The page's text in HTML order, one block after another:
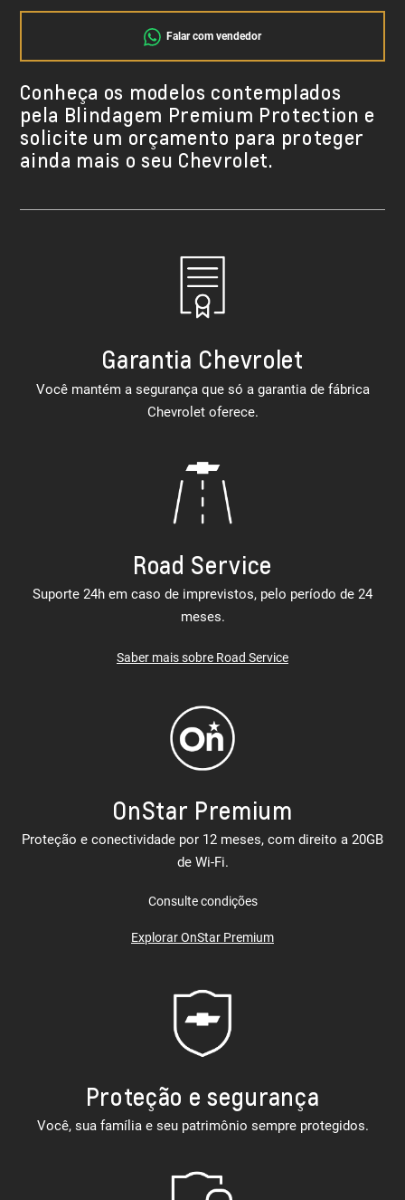
Falar com vendedor
Conheça os modelos contemplados
pela Blindagem Premium Protection e
solicite um orçamento para proteger
ainda mais o seu Chevrolet.
Garantia Chevrolet
Você mantém a segurança que só a garantia de fábrica
Chevrolet oferece.
Road Service
Suporte 24h em caso de imprevistos, pelo período de 24
meses.
Saber mais sobre Road Service
OnStar Premium
Proteção e conectividade por 12 meses, com direito a 20GB
de Wi-Fi.
Consulte condições
Explorar OnStar Premium
Proteção e segurança
Você, sua família e seu patrimônio sempre protegidos.